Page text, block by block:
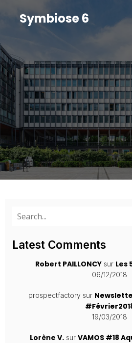
Symbiose 6
Latest Comments
Robert PAILLONCYsur Les
06/12/2018
prospectfactorysur
19/03/2018
Lorène V. sur VAMOS #18